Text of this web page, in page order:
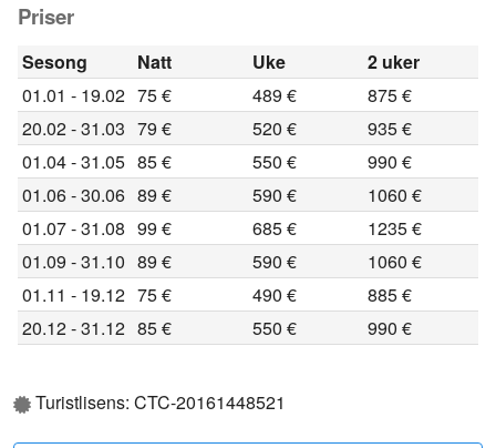
Priser
Sesong Natt Uke
2 uker
01.01 - 19.02 75 € 489 €
875 €
20.02 - 31.03 79 € 520 €
935 €
01.04 - 31.05 85 € 550 €
990 €
01.06 - 30.06 89 € 590 €
1060 €
01.07 - 31.08 99 € 685 €
1235 €
01.09 - 31.10 89 € 590 €
1060 €
01.11 - 19.12 75 € 490 €
885 €
20.12 - 31.12 85 € 550 € 990 €
Turistlisens: CTC-20161448521